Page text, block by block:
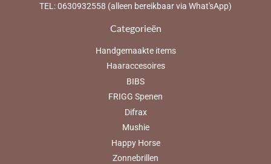
TEL: 0630932558 (alleen bereikbaar via What'sApp)
Categorieën
Handgemaakte items
Haaraccesoires
BIBS
FRIGG Spenen
Difrax
Mushie
Happy Horse
Zonnebrillen